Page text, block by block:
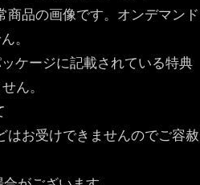
品の画像です。オンデマンド
。
ケージに記載されている特典
ん。
はお受けできませんのでご容赦